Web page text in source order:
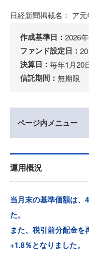
日経新聞掲載名 ア
作成基準日 2026
ファンド設定日
決算日 毎年1月20
信託期間 無期限
ページ内メニュー
運用概況
当月末の基準価額は、
た。
また、税引前分配金を
+1.8％となりました。